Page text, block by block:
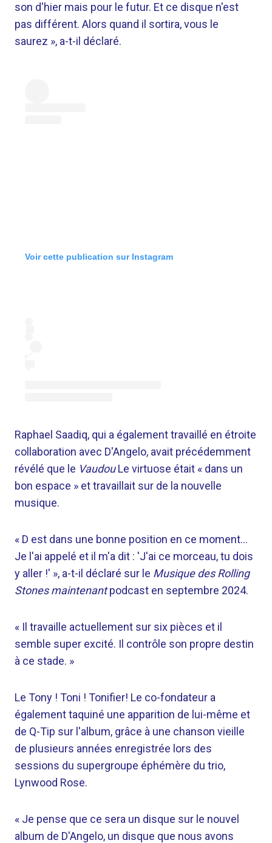
son d'hier mais pour le futur. Et ce disque n'est
pas différent. Alors quand il sortira, vous le
saurez », a-t-il déclaré.
Voir cette publication sur Instagram
Raphael Saadiq, qui a également travaillé en étroite
collaboration avec D'Angelo, avait précédemment
révélé que le VaudouLe virtuose était « dans un
bon espace » et travaillait sur de la nouvelle
musique.
« D est dans une bonne position en ce moment…
Je l'ai appelé et il m'a dit : 'J'ai ce morceau, tu dois
y aller !' », a-t-il déclaré sur le Musique des Rolling
Stones maintenantpodcast en septembre 2024.
« Il travaille actuellement sur six pièces et il
semble super excité. Il contrôle son propre destin
à ce stade. »
Le Tony ! Toni ! Tonifier! Le co-fondateur a
également taquiné une apparition de lui-même et
de Q-Tip sur l'album, grâce à une chanson vieille
de plusieurs années enregistrée lors des
sessions du supergroupe éphémère du trio,
Lynwood Rose.
« Je pense que ce sera un disque sur le nouvel
album de D'Angelo, un disque que nous avons